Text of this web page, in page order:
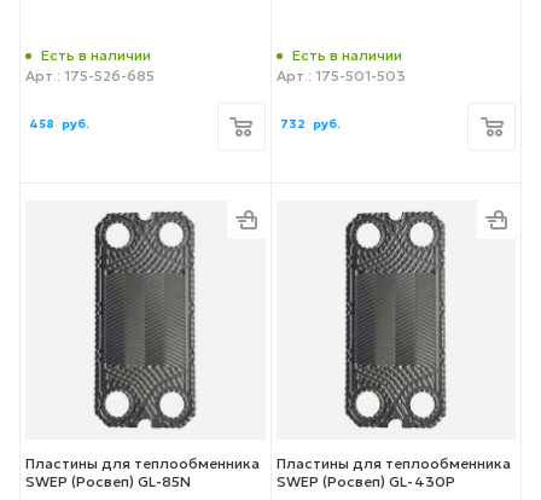
Есть в наличии
Арт.: 175-526-685
458 руб.
Есть в наличии
Арт.: 175-501-503
732 руб.
Пластины для теплообменника
SWEP (Росвеп) GL-85N
Пластины для теплообменника
SWEP (Росвеп) GL-430P